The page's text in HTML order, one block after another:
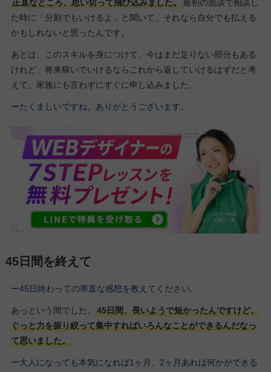
正直なところ、思い切って飛び込みました。最初の面談で相談し
た時に「分割でもいけるよ」と聞いて、それなら自分でも払える
かもしれないと思ったんです。
あとは、このスキルを身につけて、今はまだ足りない部分もある
けれど、将来稼いでいけるならこれから返していけるはずだと考
えて。家族にも言わずにすぐに申し込みました。
ーたくましいですね。ありがとうございます。
45日間を終えて
ー45日終わっての率直な感想を教えてください。
あっという間でした。
45日間、長いようで短かったんですけど、
ぐっと力を振り絞って集中すればいろんなことができるんだなっ
て思いました。
ー大人になっても本気になれば1ヶ月、2ヶ月あれば何かができる